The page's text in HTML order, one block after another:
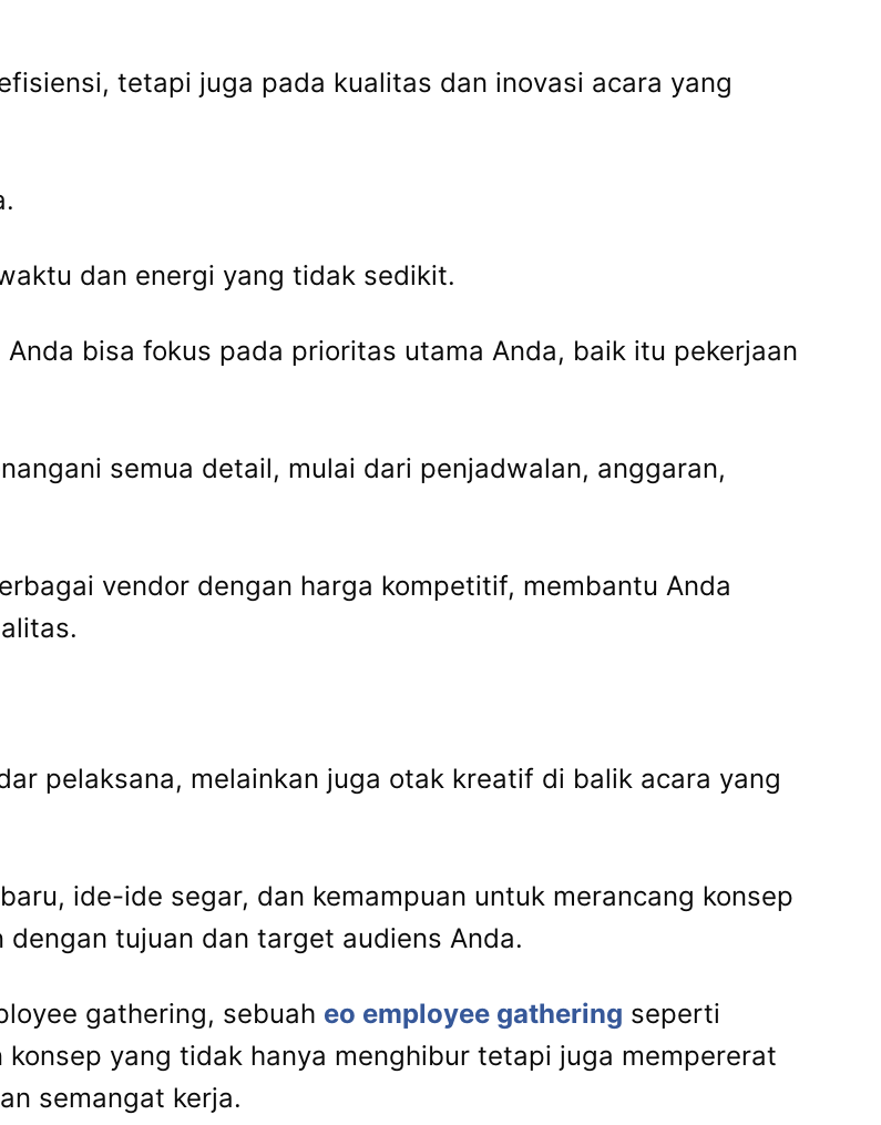
tetapi juga pada kualitas dan inovasi acara yang
dan energi yang tidak sedikit.
bisa fokus pada prioritas utama Anda, baik itu pekerjaan
semua detail, mulai dari penjadwalan, anggaran,
vendor dengan harga kompetitif, membantu Anda
pelaksana, melainkan juga otak kreatif di balik acara yang
ide-ide segar, dan kemampuan untuk merancang konsep
tujuan dan target audiens Anda.
gathering, sebuah eo employee gathering seperti
yang tidak hanya menghibur tetapi juga mempererat
semangat kerja.